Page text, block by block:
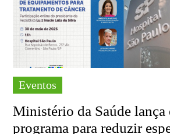
Eventos
Ministério da Saúde lança
programa para reduzir